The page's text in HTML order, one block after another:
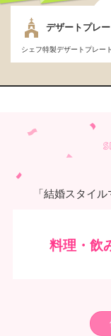
デザートプレ
シェフ特製デザートプレー
「結婚スタイ
料理・飲